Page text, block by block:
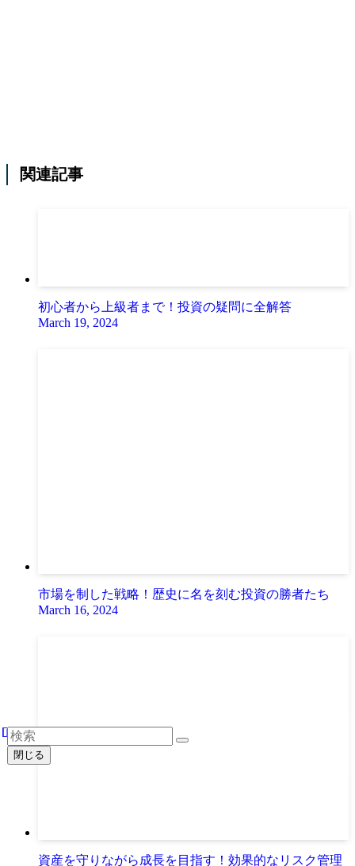
関連記事
初心者から上級者まで！投資の疑問に全解答
March 19, 2024
市場を制した戦略！歴史に名を刻む投資の勝者たち
March 16, 2024
資産を守りながら成長を目指す！効果的なリスク管理
閉じる